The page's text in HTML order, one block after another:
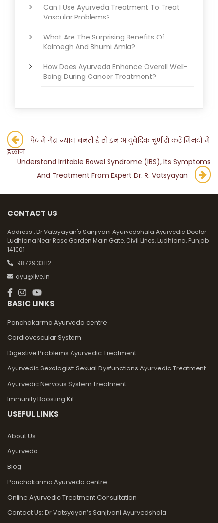
Can I Use Ayurveda Treatment To Treat
Vascular Problems?
What Are The Surprising Benefits Of
Kalmegh And Bhumi Amla?
How Does Ayurveda Enhance Overall Well-
Being During Cancer Treatment?
Post
navigation
पेट में गैस ज्यादा बनती है तो इन आयुवेदिक चूर्ण से करें मिनटों में
इलाज
Understand Irritable Bowel Syndrome (IBS), Its Symptoms
And Treatment From Expert Dr. R. Vatsyayan
CONTACT US
Address : Dr Vatsyayan's Sanjivani Ayurvedshala Ayurvedic Doctor
Ludhiana Near Rose Garden Main Gate, Civil Lines, Ludhiana, Punjab
141001
98729 33112
ayu@live.in
BASIC LINKS
Panchakarma Ayurveda centre
Cardiovascular System
Digestive Problems Ayurvedic Treatment
Ayurvedic Sexologist: Sexual Dysfunctions Ayurvedic Treatment
Ayurvedic Nervous System Treatment
Immunity Boosting Kit
USEFUL LINKS
About Us
Ayurveda
Blog
Panchakarma Ayurveda centre
Online Ayurvedic Treatment Consultation
Contact Us: Dr Vatsyayan’s Sanjivani Ayurvedshala